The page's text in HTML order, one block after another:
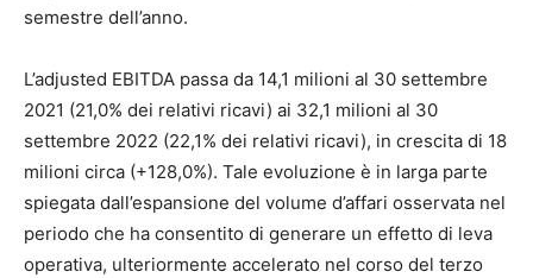
semestre dell’anno.
L’adjusted EBITDA passa da 14,1 milioni al 30 settembre
2021 (21,0% dei relativi ricavi) ai 32,1 milioni al 30
settembre 2022 (22,1% dei relativi ricavi), in crescita di 18
milioni circa (+128,0%). Tale evoluzione è in larga parte
spiegata dall’espansione del volume d’affari osservata nel
periodo che ha consentito di generare un effetto di leva
operativa, ulteriormente accelerato nel corso del terzo